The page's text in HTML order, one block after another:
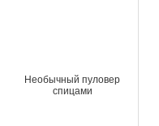
Необычный пуловер
спицами